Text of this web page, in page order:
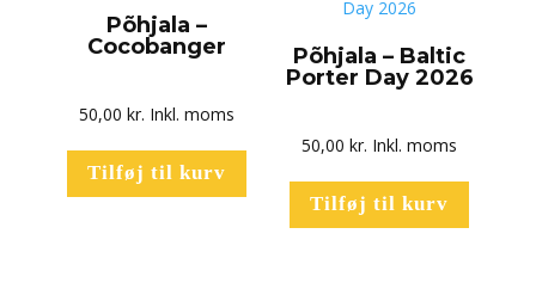
Põhjala –
Cocobanger
50,00 kr. Inkl. moms
Tilføj til kurv
Põhjala – Baltic
Porter Day 2026
50,00kr. Inkl. moms
Tilføj til kurv